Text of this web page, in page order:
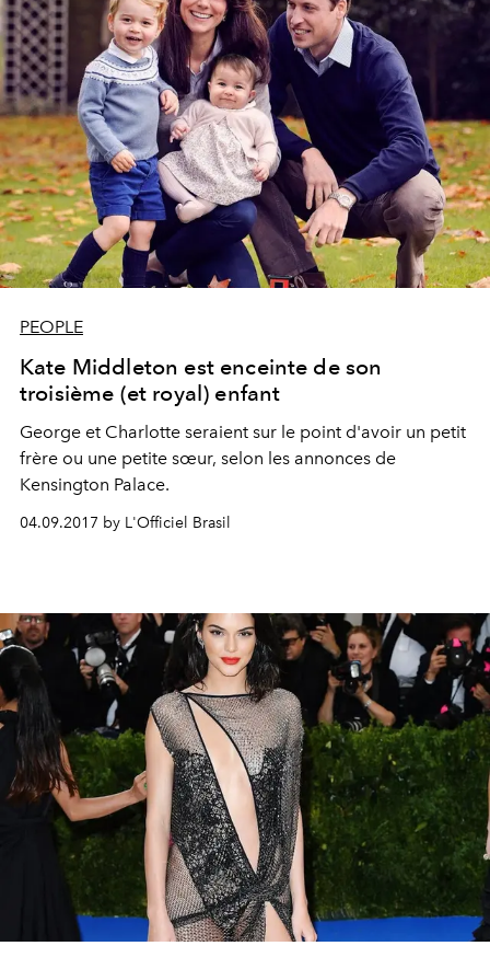
PEOPLE
Kate Middleton est enceinte de son
troisième (et royal) enfant
George et Charlotte seraient sur le point d'avoir un petit
frère ou une petite sœur, selon les annonces de
Kensington Palace.
04.09.2017 by L'Officiel Brasil